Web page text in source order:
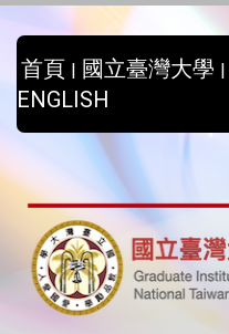
首頁 | 國立臺灣大學 |
ENGLISH